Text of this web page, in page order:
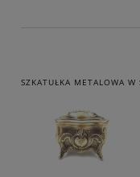
SZKATUŁKA METALOWA